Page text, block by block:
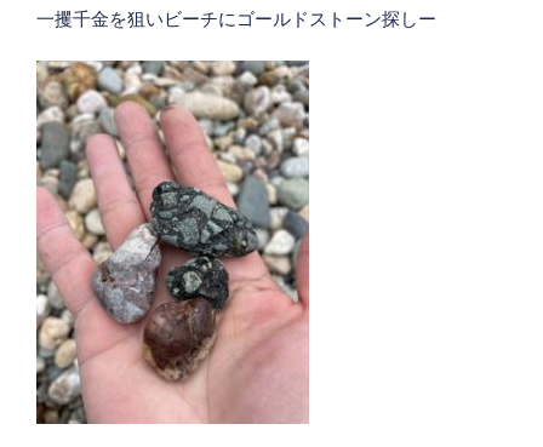
一攫千金を狙いビーチにゴールドストーン探しー